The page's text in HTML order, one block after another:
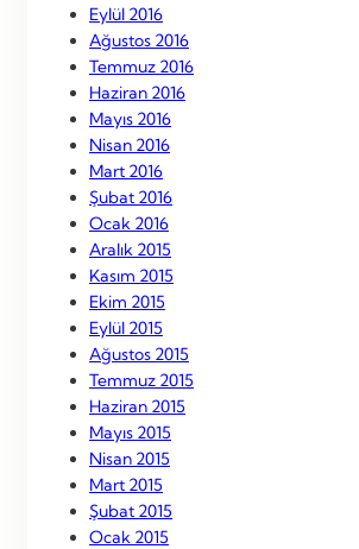
Eylül 2016
Ağustos 2016
Temmuz 2016
Haziran 2016
Mayıs 2016
Nisan 2016
Mart 2016
Şubat 2016
Ocak 2016
Aralık 2015
Kasım 2015
Ekim 2015
Eylül 2015
Ağustos 2015
Temmuz 2015
Haziran 2015
Mayıs 2015
Nisan 2015
Mart 2015
Şubat 2015
Ocak 2015